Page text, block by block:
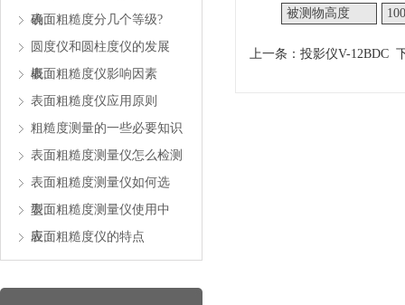
确..
表面粗糙度分几个等级?
圆度仪和圆柱度仪的发展
概..
表面粗糙度仪影响因素
表面粗糙度仪应用原则
粗糙度测量的一些必要知识
表面粗糙度测量仪怎么检测
表面粗糙度测量仪如何选
型..
表面粗糙度测量仪使用中
应..
表面粗糙度仪的特点
被测物高度
上一条： 投影仪V-12BDC